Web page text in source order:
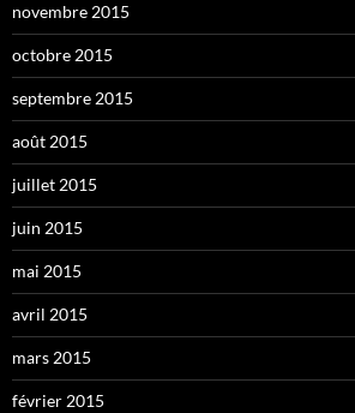
novembre 2015
octobre 2015
septembre 2015
août 2015
juillet 2015
juin 2015
mai 2015
avril 2015
mars 2015
février 2015